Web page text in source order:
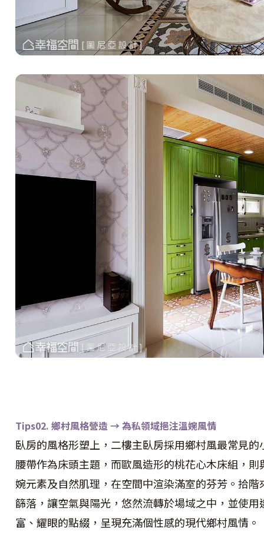
Tips02. 鄉村風格營造 → 為私領域挹注溫婉風情
臥房的風格形塑上，二樓主臥房採用鄉村風最常見
腰帶作為床頭主題，而歐風造形的桃花心木床組，
婉元素及自然肌理，在空間中渲染滿室的芬芳。拾
篩落，讓空氣與陽光，悠然流轉於場域之中，並使
富、耀眼的點綴，呈現充滿個性感的現代鄉村風情。